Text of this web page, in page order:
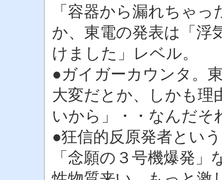
「容器から漏れちゃ
か、東電の発表は「浮
けました」レベル。
●ガイガーカウンタ。
大変だとか、しかも理
いから」・・なんだそ
●狂信的反原発者とい
「念願の３号機爆発